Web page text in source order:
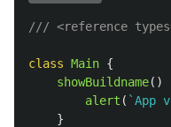
/// <reference
class Main {
showBuildname()
alert ( `App
}